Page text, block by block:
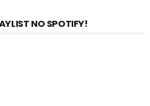
NO SPOTIFY!